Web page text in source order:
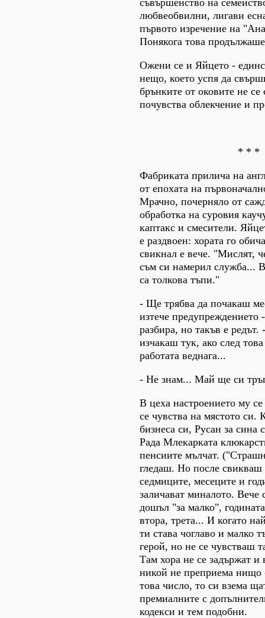
любвеобвилни, лигави
първото изречение на
Понякога това
Ожени се и Яйцето -
нещо, което успя да
брънките от оковите не се
почувства облекчение и
* * *
Фабриката прилича на
от епохата на
Мрачно, почерняло от
обработка на суровия
каптакс и смесители.
е раздвоен: хората го
свикнал е вече. "Мислят,
съм си намерил служба...
са толкова тъпи."
- Ще трябва да почакаш
изтече предупреждението
разбира, но такъв е
изчакаш тук, ако след
работата веднага...
- Не знам... Май ще си
В цеха настроението му
се чувства на мястото си.
бизнеса си, Русан за сина
Рада Млекарката
пенсиите мълчат.
гледаш. Но после свикваш
седмиците, месеците и
заличават миналото. Вече
дошъл "за малко",
втора, трета... И когато
ти става чоглаво и малко
герой, но не се чувстваш
Там хора не се задържат и
никой не преприема нищо
това число, то си взема
премиалните с
кодекси и тем подобни.